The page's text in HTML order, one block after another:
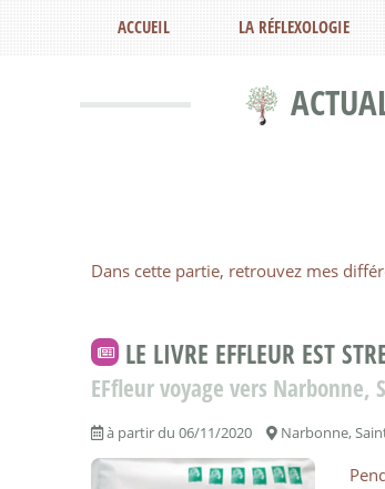
ACCUEIL LA RÉFLEXOLOGIE
Dans cette partie, retrouvez mes
LE LIVRE EFFLEUR EST
EFfleur voyage vers
à partir du 06/11/2020 Narbonne,